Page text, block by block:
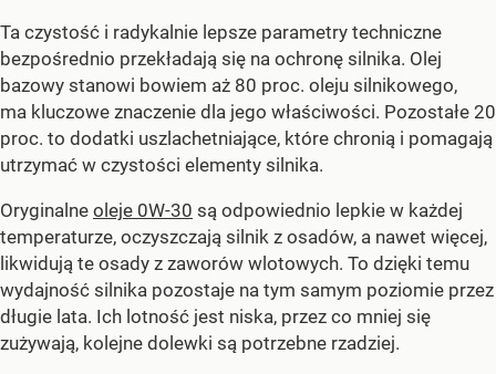
Ta czystość i radykalnie lepsze parametry techniczne
bezpośrednio przekładają się na ochronę silnika. Olej
bazowy stanowi bowiem aż 80 proc. oleju silnikowego,
ma kluczowe znaczenie dla jego właściwości. Pozostałe 20
proc. to dodatki uszlachetniające, które chronią i pomagają
utrzymać w czystości elementy silnika.
Oryginalne oleje 0W-30 są odpowiednio lepkie w każdej
temperaturze, oczyszczają silnik z osadów, a nawet więcej,
likwidują te osady z zaworów wlotowych. To dzięki temu
wydajność silnika pozostaje na tym samym poziomie przez
długie lata. Ich lotność jest niska, przez co mniej się
zużywają, kolejne dolewki są potrzebne rzadziej.